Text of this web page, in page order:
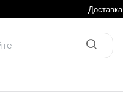
Доставка